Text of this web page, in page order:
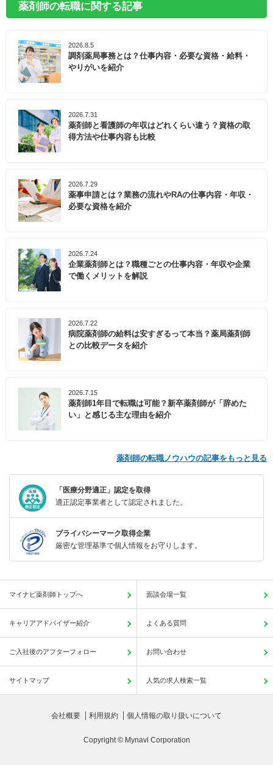
薬剤師の転職に関する記事
2026.8.5
調剤薬局事務とは？仕事内容・必要な資格・給料・
やりがいを紹介
2026.7.31
薬剤師と看護師の年収はどれくらい違う？資格の取
得方法や仕事内容も比較
2026.7.29
薬事申請とは？業務の流れやRAの仕事内容・年収・
必要な資格を紹介
2026.7.24
企業薬剤師とは？職種ごとの仕事内容・年収や企業
で働くメリットを解説
2026.7.22
病院薬剤師の給料は安すぎるって本当？薬局薬剤師
との比較データを紹介
2026.7.15
薬剤師1年目で転職は可能？新卒薬剤師が「辞めた
い」と感じる主な理由を紹介
薬剤師の転職ノウハウの記事をもっと見る
「医療分野適正」認定を取得
適正認定事業者として認定されました。
プライバシーマーク取得企業
厳密な管理基準で個人情報をお守りします。
マイナビ薬剤師トップへ 面談会場一覧
キャリアアドバイザー紹介 よくある質問
ご入社後のアフターフォロー お問い合わせ
サイトマップ 人気の求人検索一覧
会社概要 利用規約 個人情報の取り扱いについて
Copyright © Mynavi Corporation